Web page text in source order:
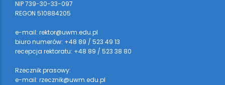
NIP 739-30-33-097
REGON 510884205
e-mail: rektor@uwm.edu.pl
biuro numerów: +48 89 / 523 49 13
recepcja rektoratu: +48 89 / 523 38 80
Rzecznik prasowy:
e-mail: rzecznik@uwm.edu.pl